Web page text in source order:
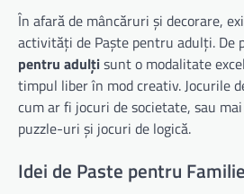
În afară de mâncăruri și decorare,
activități de Paște pentru adulți. De
pentru adulțisunt o modalitate
timpul liber în mod creativ. Jocurile
cum ar fi jocuri de societate, sau
puzzle-uri și jocuri de logică.
Idei de Paste pentru Familie